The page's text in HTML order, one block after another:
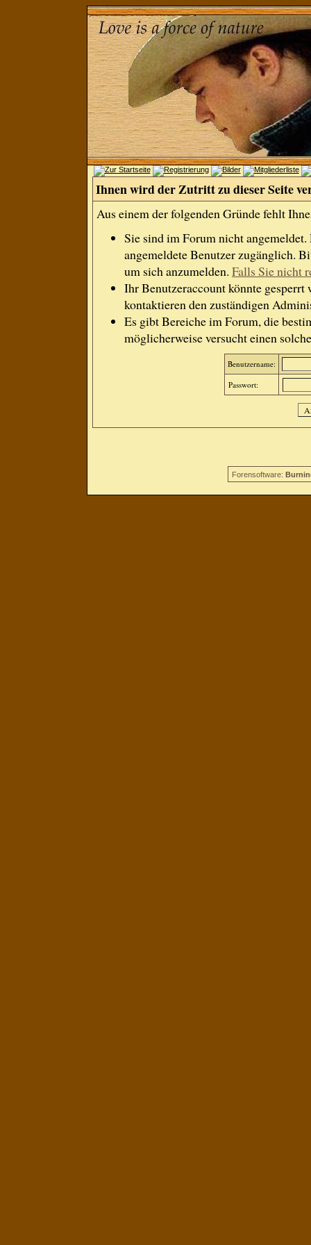
Ihnen wird der Zutritt zu dieser Seite
Aus einem der folgenden Gründe fehlt
Sie sind im Forum nicht
angemeldete Benutzer zugänglich.
um sich anzumelden. Falls Sie nicht
Ihr Benutzeraccount könnte gesperrt
kontaktieren den zuständigen
Es gibt Bereiche im Forum, die
möglicherweise versucht einen
Benutzername:
Passwort:
Forensoftware: